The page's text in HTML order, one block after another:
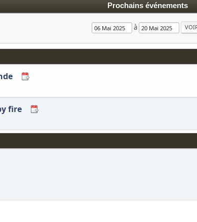
Prochains événements
à
fire